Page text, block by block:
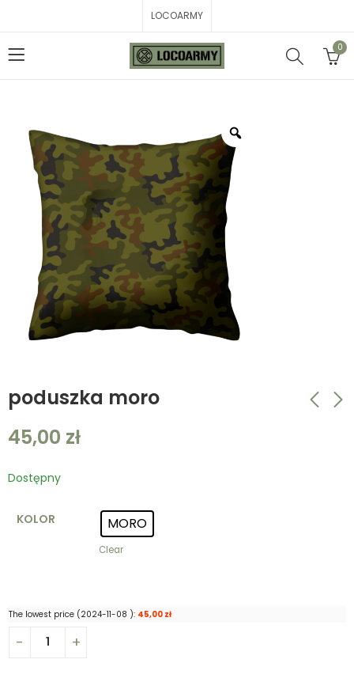
LOCOARMY
0
poduszka moro
45,00 zł
Dostępny
KOLOR MORO
Clear
The lowest price (2024-11-08 ): 45,00 zł